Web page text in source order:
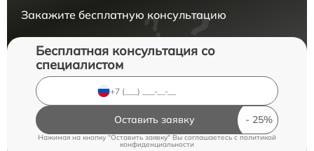
Закажите бесплатную консультацию
Бесплатная консультация со
специалистом
Оставить заявку
Нажимая на кнопку "Оставить заявку" Вы соглашаетесь c политикой
конфиденциальности